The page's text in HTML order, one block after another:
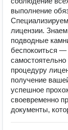
выполнение
лицензии.
подводные
беспокоиться
процедуру
получение
успешное
своевременно
документы,